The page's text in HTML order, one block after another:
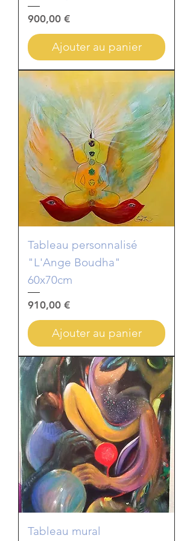
Prix
900,00 €
Ajouter au panier
Tableau personnalisé
"L'Ange Boudha"
60x70cm
Prix
910,00 €
Ajouter au panier
Tableau mural